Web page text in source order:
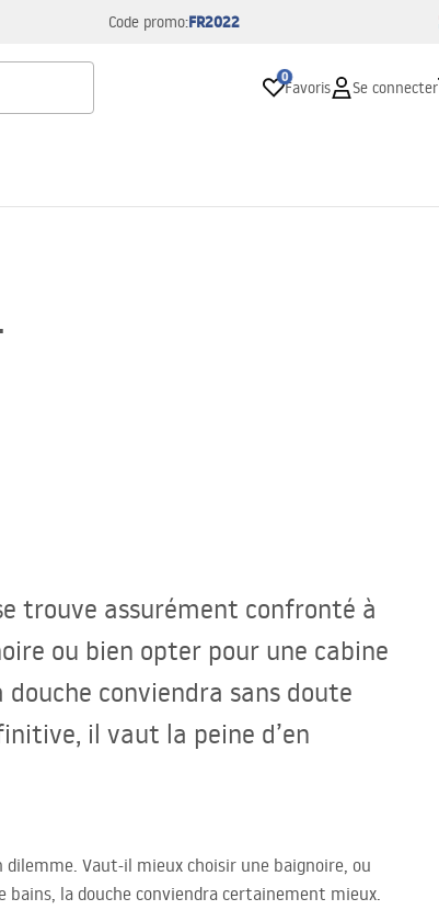
Code promo:FR2022
0
Favoris Se connecter
trouve assurément confronté à
ou bien opter pour une cabine
conviendra sans doute
il vaut la peine d’en
Vaut-il mieux choisir une baignoire, ou
bains, la douche conviendra certainement mieux.